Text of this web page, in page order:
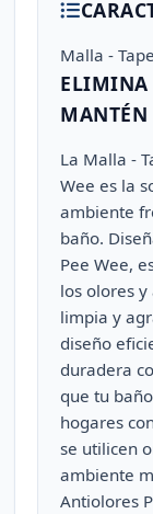
Malla -
ELIMINA
MANTÉN
La Malla -
Wee es la
ambiente
baño.
Pee Wee,
los olores
limpia y
diseño
duradera
que tu
hogares
se utilicen
ambiente
Antiolores